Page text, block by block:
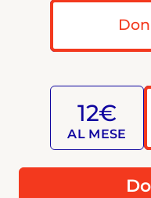
12€
AL MESE